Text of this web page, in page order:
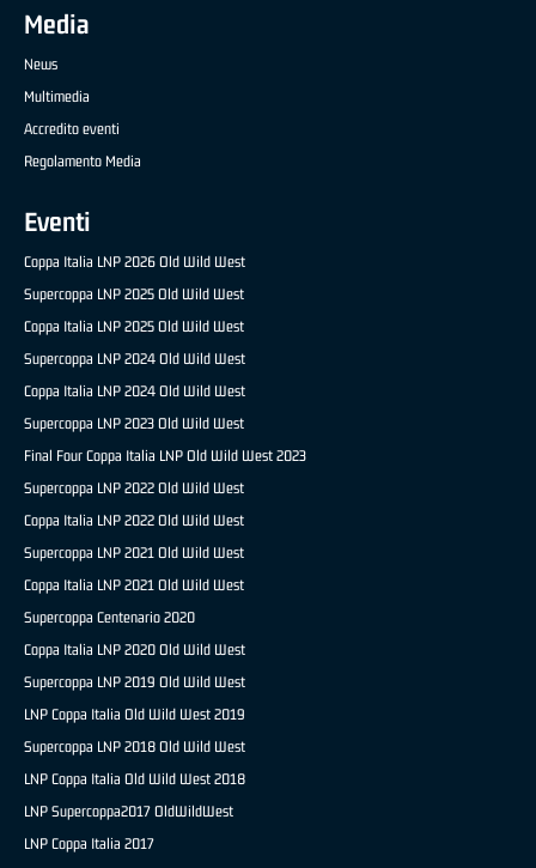
Media
News
Multimedia
Accredito eventi
Regolamento Media
Eventi
Coppa Italia LNP 2026 Old Wild West
Supercoppa LNP 2025 Old Wild West
Coppa Italia LNP 2025 Old Wild West
Supercoppa LNP 2024 Old Wild West
Coppa Italia LNP 2024 Old Wild West
Supercoppa LNP 2023 Old Wild West
Final Four Coppa Italia LNP Old Wild West 2023
Supercoppa LNP 2022 Old Wild West
Coppa Italia LNP 2022 Old Wild West
Supercoppa LNP 2021 Old Wild West
Coppa Italia LNP 2021 Old Wild West
Supercoppa Centenario 2020
Coppa Italia LNP 2020 Old Wild West
Supercoppa LNP 2019 Old Wild West
LNP Coppa Italia Old Wild West 2019
Supercoppa LNP 2018 Old Wild West
LNP Coppa Italia Old Wild West 2018
LNP Supercoppa2017 OldWildWest
LNP Coppa Italia 2017